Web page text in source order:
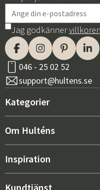
Jag godkännervillkoren
046 - 25 02 52
support@hultens.se
Kategorier
Nytt hos oss
Inredning
Om Hulténs
Om Hulténs
Inspiration
Bästsäljare
Kundtjänst